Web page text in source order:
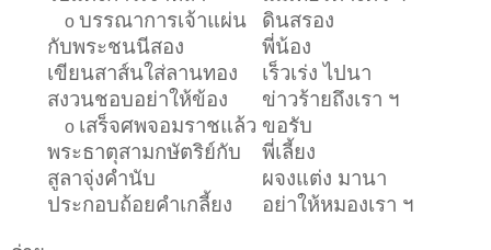
o บรรณาการเจ้าแผ่น
ดินสรอง
กับพระชนนีสอง
พี่น้อง
เขียนสาส์นใส่ลานทอง
เร็วเร่ง ไปนา
สงวนชอบอย่าให้ข้อง
ข่าวร้ายถึงเรา ฯ
o เสร็จศพจอมราชแล้ว ขอรับ
พระธาตุสามกษัตริย์กับ
พี่เลี้ยง
สูลาจุ่งคำนับ
ผจงแต่ง มานา
ประกอบถ้อยคำเกลี้ยง
อย่าให้หมองเรา ฯ